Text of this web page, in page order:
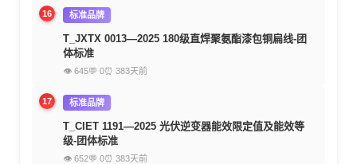
16 标准品牌
T_JXTX 0013—2025 180级直焊聚氨酯漆包铜扁线-团
体标准
👁 645💬 0⏰ 383天前
17 标准品牌
T_CIET 1191—2025 光伏逆变器能效限定值及能效等
级-团体标准
👁 652💬 0⏰ 383天前